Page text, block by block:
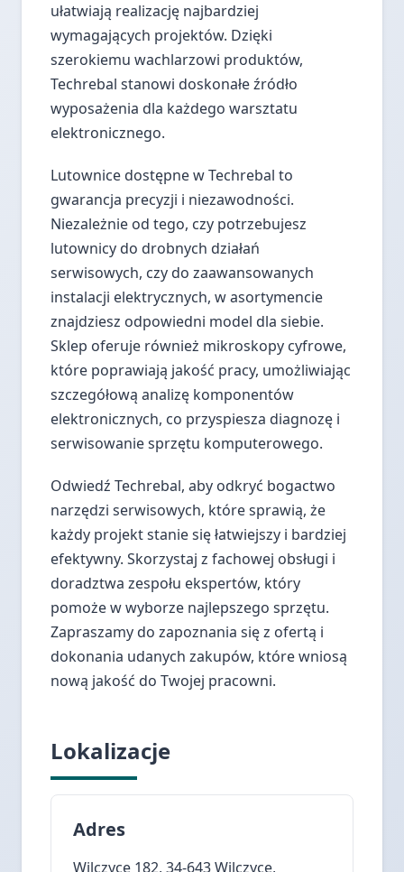
ułatwiają realizację najbardziej
wymagających projektów. Dzięki
szerokiemu wachlarzowi produktów,
Techrebal stanowi doskonałe źródło
wyposażenia dla każdego warsztatu
elektronicznego.
Lutownice dostępne w Techrebal to
gwarancja precyzji i niezawodności.
Niezależnie od tego, czy potrzebujesz
lutownicy do drobnych działań
serwisowych, czy do zaawansowanych
instalacji elektrycznych, w asortymencie
znajdziesz odpowiedni model dla siebie.
Sklep oferuje również mikroskopy cyfrowe,
które poprawiają jakość pracy, umożliwiając
szczegółową analizę komponentów
elektronicznych, co przyspiesza diagnozę i
serwisowanie sprzętu komputerowego.
Odwiedź Techrebal, aby odkryć bogactwo
narzędzi serwisowych, które sprawią, że
każdy projekt stanie się łatwiejszy i bardziej
efektywny. Skorzystaj z fachowej obsługi i
doradztwa zespołu ekspertów, który
pomoże w wyborze najlepszego sprzętu.
Zapraszamy do zapoznania się z ofertą i
dokonania udanych zakupów, które wniosą
nową jakość do Twojej pracowni.
Lokalizacje
Adres
Wilczyce 182, 34-643 Wilczyce,